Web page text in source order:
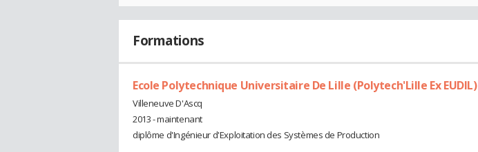
Formations
Ecole Polytechnique Universitaire De Lille (Polytech'Lille Ex EUDIL)
Villeneuve D'Ascq
2013 - maintenant
diplôme d'Ingénieur d'Exploitation des Systèmes de Production